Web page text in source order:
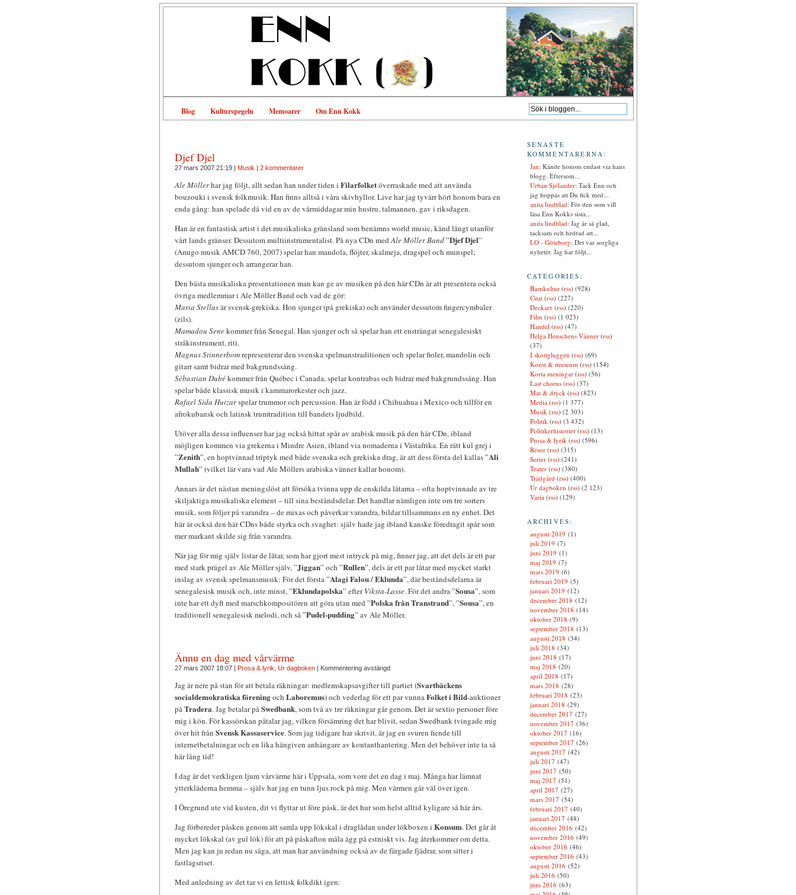
Blog Kulturspegeln Memoarer Om Enn Kokk
Djef Djel
27 mars 2007 21:19 | Musik | 2 kommentarer
Ale Möllerhar jag följt, allt sedan han under tiden i Filarfolketöverraskade med att använda
bouzouki i svensk folkmusik. Han finns alltså i våra skivhyllor. Live har jag tyvärr hört honom bara en
enda gång: han spelade då vid en av de vårmiddagar min hustru, talmannen, gav i riksdagen.
Han är en fantastisk artist i det musikaliska gränsland som benämns world music, känd långt utanför
vårt lands gränser. Dessutom multiinstrumentalist. På nya CDn medAle Möller Band”Djef Djel”
(Amigo musik AMCD 760, 2007) spelar han mandola, flöjter, skalmeja, dragspel och munspel;
dessutom sjunger och arrangerar han.
Den bästa musikaliska presentationen man kan ge av musiken på den här CDn är att presentera också
övriga medlemmar i Ale Möller Band och vad de gör:
Maria Stellasär svensk-grekiska. Hon sjunger (på grekiska) och använder dessutom fingercymbaler
(zils).
Mamadou Senekommer från Senegal. Han sjunger och så spelar han ett ensträngat senegalesiskt
stråkinstrument, riti.
Magnus Stinnerbomrepresenterar den svenska spelmanstraditionen och spelar fioler, mandolin och
gitarr samt bidrar med bakgrundssång.
Sébastian Dubékommer från Québec i Canada, spelar kontrabas och bidrar med bakgrundssång. Han
spelar både klassisk musik i kammarorkester och jazz.
Rafael Sida Huizarspelar trummor och percussion. Han är född i Chihuahua i Mexico och tillför en
afrokubansk och latinsk trumtradition till bandets ljudbild.
Utöver alla dessa influenser har jag också hittat spår av arabisk musik på den här CDn, ibland
möjligen kommen via grekerna i Mindre Asien, ibland via nomaderna i Västafrika. En rätt kul grej i
”Zenith”, en hoptvinnad triptyk med både svenska och grekiska drag, är att dess första del kallas ”Ali
Mullah” (vilket lär vara vad Ale Möllers arabiska vänner kallar honom).
Annars är det nästan meningslöst att försöka tvinna upp de enskilda låtarna – ofta hoptvinnade av tre
skiljaktiga musikaliska element – till sina beståndsdelar. Det handlar nämligen inte om tre sorters
musik, som följer på varandra – de mixas och påverkar varandra, bildar tillsammans en ny enhet. Det
här är också den här CDns både styrka och svaghet: själv hade jag ibland kanske föredragit spår som
mer markant skilde sig från varandra.
När jag för mig själv listar de låtar, som har gjort mest intryck på mig, finner jag, att det dels är ett par
med stark prägel av Ale Möller själv, ”Jiggan” och ”Rullen”, dels är ett par låtar med mycket starkt
inslag av svensk spelmansmusik: För det första ”Alagi Falou / Eklunda”, där beståndsdelarna är
senegalesisk musik och, inte minst, ”Eklundapolska” efterViksta-Lasse. För det andra ”Sousa”, som
inte har ett dyft med marschkompositören att göra utan med ”Polska från Transtrand”, ”Sousa”, en
traditionell senegalesisk melodi, och så ”Pudel-pudding” av Ale Möller.
Ännu en dag med vårvärme
27 mars 2007 18:07 | Prosa & lyrik Ur dagboken| Kommentering avstängd
Jag är nere på stan för att betala räkningar: medlemskapsavgifter till partiet (Svartbäckens
socialdemokratiska föreningoch Laboremus) och vederlag för ett par vunnaFolket i Bild-auktioner
påTradera. Jag betalar påSwedbank, som två av tre räkningar går genom. Det är sextio personer före
mig i kön. För kassörskan påtalar jag, vilken försämring det har blivit, sedan Swedbank tvingade mig
över hit från Svensk Kassaservice. Som jag tidigare har skrivit, är jag en svuren fiende till
internetbetalningar och en lika hängiven anhängare av kontanthantering. Men det behöver inte ta så
här lång tid!
I dag är det verkligen ljum vårvärme här i Uppsala, som vore det en dag i maj. Många har lämnat
ytterkläderna hemma – själv har jag en tunn ljus rock på mig. Men värmen går väl över igen.
I Öregrund ute vid kusten, dit vi flyttar ut före påsk, är det hur som helst alltid kyligare så här års.
Jag förbereder påsken genom att samla upp lökskal i draglådan under lökboxen i Konsum. Det går åt
mycket lökskal (av gul lök) för att på påskafton måla ägg på estniskt vis. Jag återkommer om detta.
Men jag kan ju redan nu säga, att man har användning också av de färgade fjädrar, som sitter i
fastlagsriset.
Med anledning av det tar vi en lettisk folkdikt igen:
SENASTE
KOMMENTARERNA:
Jan: Kände honom endast via hans
blogg. Eftersom...
Urban Sjölander: Tack Enn och
jag hoppas att Du fick med...
anita lindblad: För den som vill
läsa Enn Kokks sista...
anita lindblad: Jag är så glad,
tacksam och hedrad att...
LO - Göteborg: Det var sorgliga
nyheter. Jag har följt...
CATEGORIES:
Barnkultur(rss) (928)
Citat(rss) (227)
Deckare(rss) (220)
Film(rss) (1 023)
Handel(rss) (47)
Helga Henschens Vänner(rss)
(37)
I skottgluggen (rss) (69)
Konst & museum(rss) (154)
Korta meningar(rss) (56)
Last chorus(rss) (37)
Mat & dryck(rss) (823)
Media(rss) (1 377)
Musik(rss) (2 303)
Politik(rss) (3 432)
Politikerhistorier(rss) (13)
Prosa & lyrik(rss) (596)
Resor(rss) (315)
Serier(rss) (241)
Teater(rss) (380)
Trädgård(rss) (400)
Ur dagboken (rss) (2 123)
Varia(rss) (129)
ARCHIVES:
augusti 2019 (1)
juli 2019 (7)
juni 2019 (1)
maj 2019 (7)
mars 2019 (6)
februari 2019 (5)
januari 2019 (12)
december 2018 (12)
november 2018 (14)
oktober 2018 (9)
september 2018 (13)
augusti 2018 (34)
juli 2018 (34)
juni 2018 (17)
maj 2018 (20)
april 2018 (17)
mars 2018 (28)
februari 2018 (23)
januari 2018 (29)
december 2017 (27)
november 2017 (36)
oktober 2017 (16)
september 2017 (26)
augusti 2017 (42)
juli 2017 (47)
juni 2017 (50)
maj 2017 (51)
april 2017 (27)
mars 2017 (54)
februari 2017 (40)
januari 2017 (48)
december 2016(42)
november 2016(49)
oktober 2016(46)
september 2016(43)
augusti 2016(52)
juli 2016(50)
juni 2016(63)